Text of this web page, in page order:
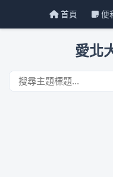
首頁 便
愛北